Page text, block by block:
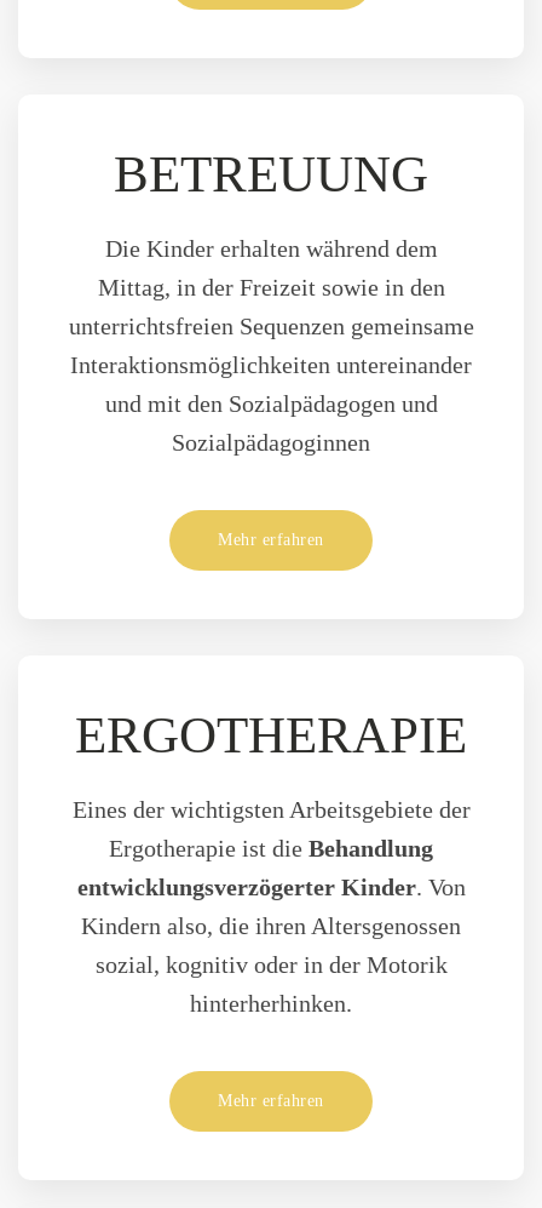
BETREUUNG
Die Kinder erhalten während dem
Mittag, in der Freizeit sowie in den
unterrichtsfreien Sequenzen gemeinsame
Interaktions­möglichkeiten untereinander
und mit den Sozialpädagogen und
Sozialpädagoginnen
Mehr erfahren
ERGOTHERAPIE
Eines der wichtigsten Arbeitsgebiete der
Ergotherapie ist die Behandlung
entwicklungsverzögerter Kinder. Von
Kindern also, die ihren Altersgenossen
sozial, kognitiv oder in der Motorik
hinterherhinken.
Mehr erfahren